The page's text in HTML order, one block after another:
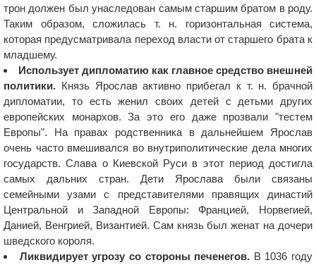
трон должен был унаследован самым старшим братом в роду.
Таким образом, сложилась т. н. горизонтальная система,
которая предусматривала переход власти от старшего брата к
младшему.
Использует дипломатию как главное средство внешней
политики. Князь Ярослав активно прибегал к т. н. брачной
дипломатии, то есть женил своих детей с детьми других
европейских монархов. За это его даже прозвали "тестем
Европы". На правах родственника в дальнейшем Ярослав
очень часто вмешивался во внутриполитические дела многих
государств. Слава о Киевской Руси в этот период достигла
самых дальних стран. Дети Ярослава были связаны
семейными узами с представителями правящих династий
Центральной и Западной Европы: Францией, Норвегией,
Данией, Венгрией, Византией. Сам князь был женат на дочери
шведского короля.
Ликвидирует угрозу со стороны печенегов. В 1036 году